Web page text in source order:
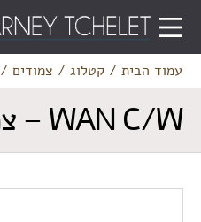
עמוד הבית/ קטלוג/ צמודים/
WAN C/W – צמודים